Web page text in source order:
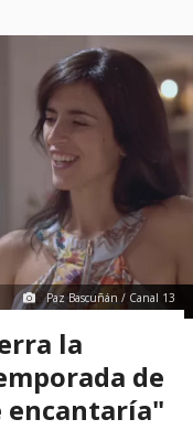
Paz Bascuñán / Canal 13
la
de
encantaría"